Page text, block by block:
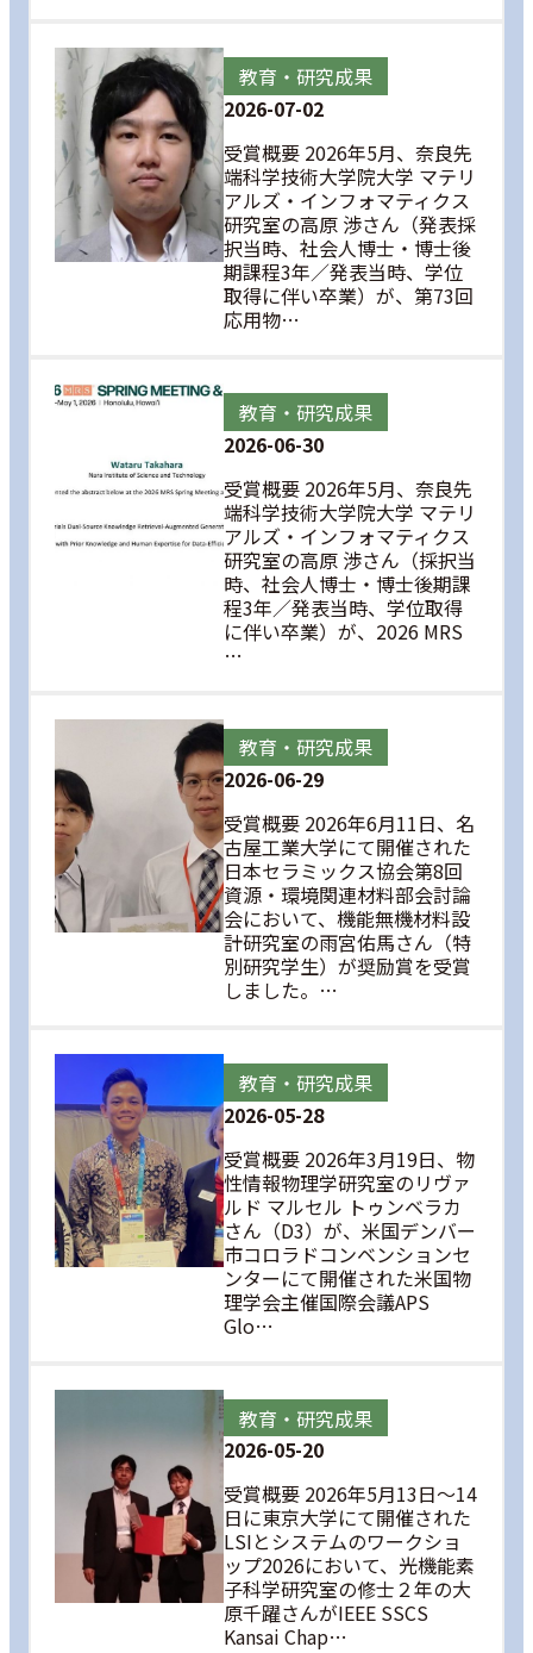
教育・研究成果
2026-07-02
受賞概要 2026年5月、奈良先
端科学技術大学院大学 マテリ
アルズ・インフォマティクス
研究室の高原 渉さん（発表採
択当時、社会人博士・博士後
期課程3年／発表当時、学位
取得に伴い卒業）が、第73回
応用物…
教育・研究成果
2026-06-30
受賞概要 2026年5月、奈良先
端科学技術大学院大学 マテリ
アルズ・インフォマティクス
研究室の高原 渉さん（採択当
時、社会人博士・博士後期課
程3年／発表当時、学位取得
に伴い卒業）が、2026 MRS
…
教育・研究成果
2026-06-29
受賞概要 2026年6月11日、名
古屋工業大学にて開催された
日本セラミックス協会第8回
資源・環境関連材料部会討論
会において、機能無機材料設
計研究室の雨宮佑馬さん（特
別研究学生）が奨励賞を受賞
しました。…
教育・研究成果
2026-05-28
受賞概要 2026年3月19日、物
性情報物理学研究室のリヴァ
ルド マルセル トゥンベラカ
さん（D3）が、米国デンバー
市コロラドコンベンションセ
ンターにて開催された米国物
理学会主催国際会議APS
Glo…
教育・研究成果
2026-05-20
受賞概要 2026年5月13日～14
日に東京大学にて開催された
LSIとシステムのワークショ
ップ2026において、光機能素
子科学研究室の修士２年の大
原千躍さんがIEEE SSCS
Kansai Chap…